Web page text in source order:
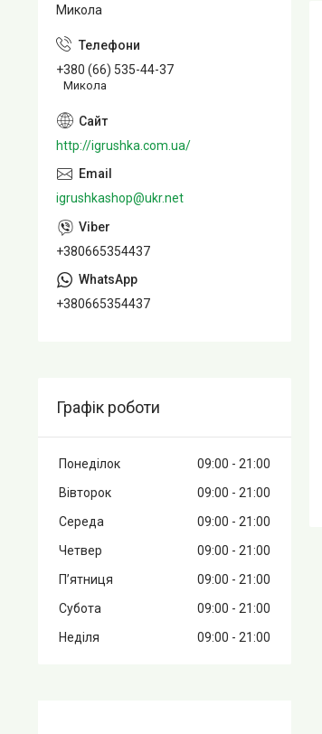
Микола
+380 (66) 535-44-37
Микола
http://igrushka.com.ua/
igrushkashop@ukr.net
+380665354437
+380665354437
Графік роботи
Понеділок 09:00
21:00
Вівторок
09:00
21:00
Середа
09:00
21:00
Четвер
09:00
21:00
Пʼятниця
09:00
21:00
Субота
09:00
21:00
Неділя
09:00 21:00